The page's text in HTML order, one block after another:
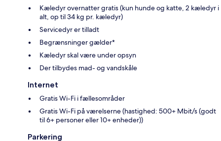
Kæledyr overnatter gratis (kun hunde og katte, 2 kæledyr i
alt, op til 34 kg pr. kæledyr)
Servicedyr er tilladt
Begrænsninger gælder*
Kæledyr skal være under opsyn
Der tilbydes mad- og vandskåle
Internet
Gratis Wi-Fi i fællesområder
Gratis Wi-Fi på værelserne (hastighed: 500+ Mbit/s (godt
til 6+ personer eller 10+ enheder))
Parkering